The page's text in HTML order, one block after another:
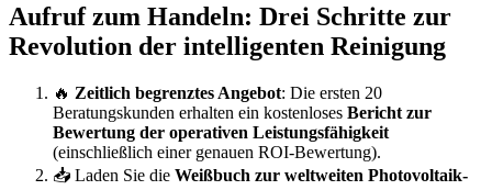
Aufruf zum Handeln: Drei Schritte zur
Revolution der intelligenten Reinigung
🔥 Zeitlich begrenztes Angebot: Die ersten 20
Beratungskunden erhalten ein kostenloses Bericht zur
Bewertung der operativen Leistungsfähigkeit
(einschließlich einer genauen ROI-Bewertung).
📥 Laden Sie die Weißbuch zur weltweiten Photovoltaik-